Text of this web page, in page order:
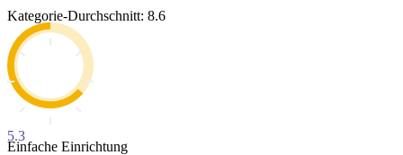
Kategorie-Durchschnitt: 8.6
5.3
Einfache Einrichtung